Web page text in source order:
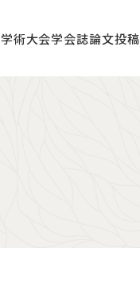
学術大会学会誌論文投稿